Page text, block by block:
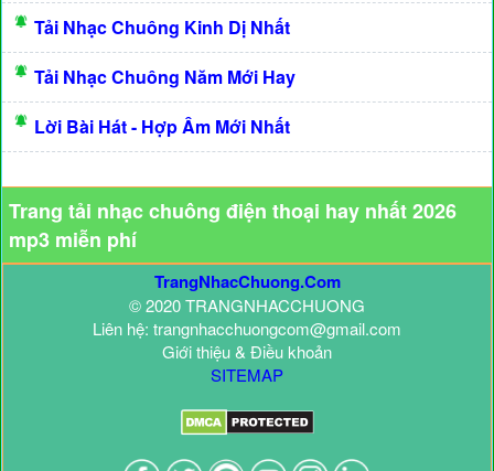
Tải Nhạc Chuông Kinh Dị Nhất
Tải Nhạc Chuông Năm Mới Hay
Lời Bài Hát - Hợp Âm Mới Nhất
Trang tải nhạc chuông điện thoại hay nhất 2026
mp3 miễn phí
TrangNhacChuong.Com
© 2020 TRANGNHACCHUONG
Liên hệ: trangnhacchuongcom@gmail.com
Giới thiệu & Điều khoản
SITEMAP